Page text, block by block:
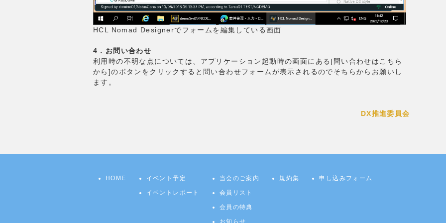
HCL Nomad Designerでフォームを編集している画面
4．お問い合わせ
利用時の不明な点については、アプリケーション起動時の画面にある[問い合わせはこちら
から]のボタンをクリックすると問い合わせフォームが表示されるのでそちらからお願いし
ます。
DX推進委員会
HOME イベント予定
イベントレポート
当会のご案内
会員リスト
会員の特典
お知らせ
規約集
申し込みフォーム